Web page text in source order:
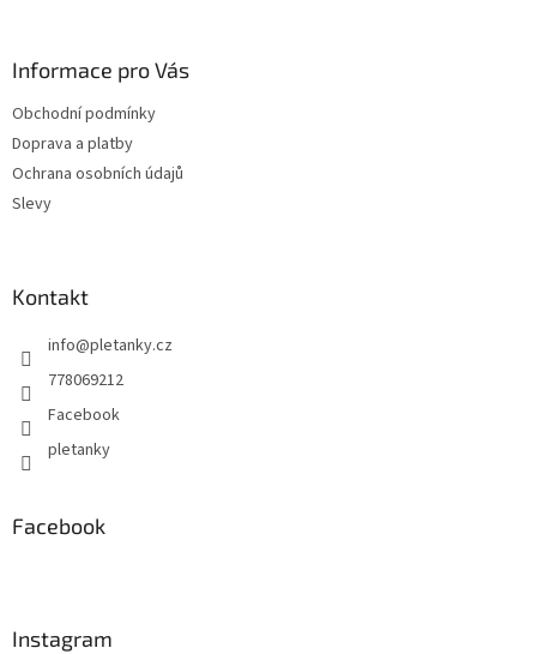
Informace pro Vás
Obchodní podmínky
Doprava a platby
Ochrana osobních údajů
Slevy
Kontakt
info@pletanky.cz
778069212
Facebook
pletanky
Facebook
Instagram